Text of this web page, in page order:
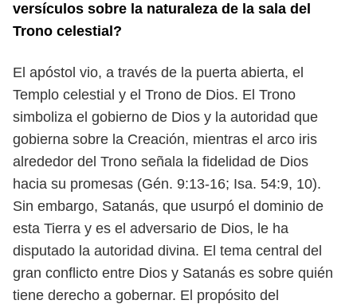
versículos sobre la naturaleza de la sala del
Trono celestial?
El apóstol vio, a través de la puerta abierta, el
Templo celestial y el Trono de Dios. El Trono
simboliza el gobierno de Dios y la autoridad que
gobierna sobre la Creación, mientras el arco iris
alrededor del Trono señala la fidelidad de Dios
hacia su promesas (Gén. 9:13-16; Isa. 54:9, 10).
Sin embargo, Satanás, que usurpó el dominio de
esta Tierra y es el adversario de Dios, le ha
disputado la autoridad divina. El tema central del
gran conflicto entre Dios y Satanás es sobre quién
tiene derecho a gobernar. El propósito del